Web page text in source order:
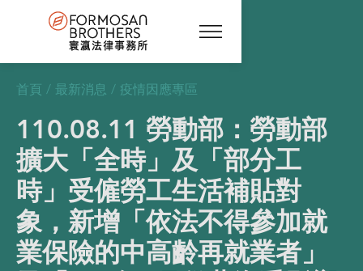
首頁 / 最新消息 / 疫情因應專區
110.08.11 勞動部：勞動部
擴大「全時」及「部分工
時」受僱勞工生活補貼對
象，新增「依法不得參加就
業保險的中高齡再就業者」